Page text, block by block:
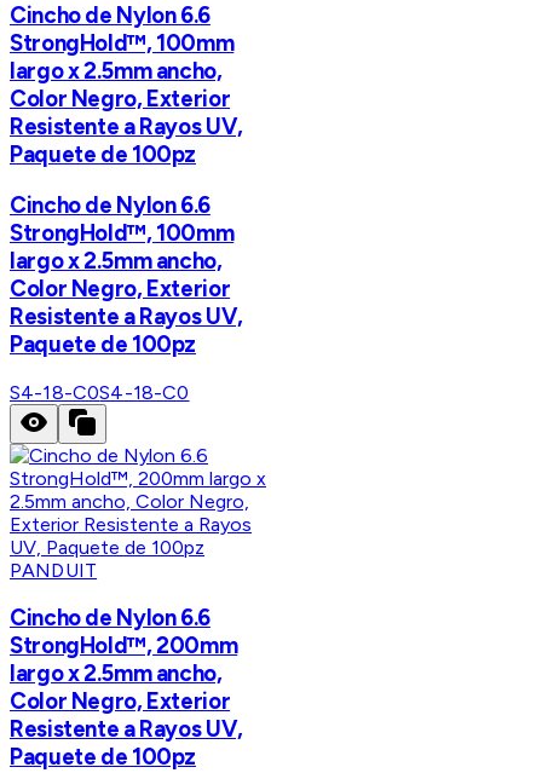
Cincho de Nylon 6.6
StrongHold™, 100mm
largo x 2.5mm ancho,
Color Negro, Exterior
Resistente a Rayos UV,
Paquete de 100pz
Cincho de Nylon 6.6
StrongHold™, 100mm
largo x 2.5mm ancho,
Color Negro, Exterior
Resistente a Rayos UV,
Paquete de 100pz
S4-18-C0S4-18-C0
PANDUIT
Cincho de Nylon 6.6
StrongHold™, 200mm
largo x 2.5mm ancho,
Color Negro, Exterior
Resistente a Rayos UV,
Paquete de 100pz